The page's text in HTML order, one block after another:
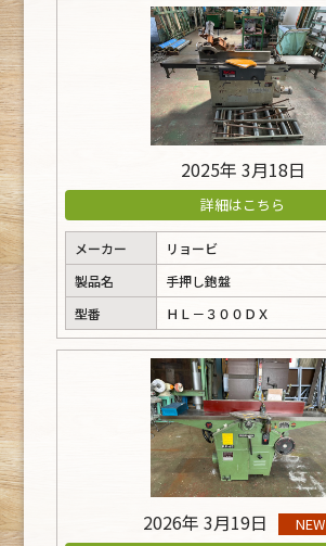
2025年 3月18日
詳細はこちら
メーカー
リョービ
製品名
手押し鉋盤
型番
ＨＬ－３００ＤＸ
2026年 3月19日
NEW